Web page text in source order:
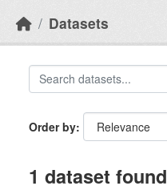
Datasets
Order by
1 dataset found